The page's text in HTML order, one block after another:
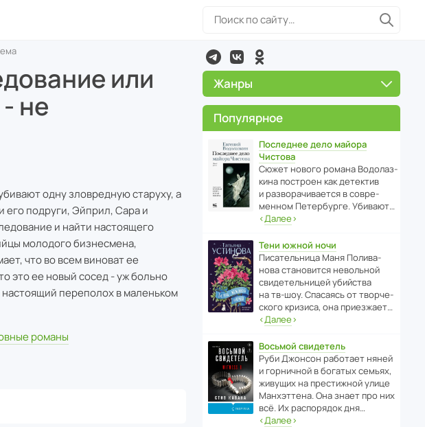
или
не
одну зловредную старуху, а
его подруги, Эйприл, Сара и
и найти настоящего
молодого бизнесмена,
что во всем виноват ее
это ее новый сосед - уж больно
переполох в маленьком
романы
Жанры
Популярное
Последнее дело майора
Чистова
Сюжет нового романа Водо­ла­з­
кина пост­роен как дете­ктив
и разво­ра­чи­ва­ется в совре­
менном Пете­р­бурге. Убивают…
‹Далее›
Тени южной ночи
Писа­тель­ница Маня Поли­ва­
нова стано­вится невольной
свиде­тель­ницей убийства
на тв-шоу. Спасаясь от твор­че­
с­кого кризиса, она приезжает…
‹Далее›
Восьмой свидетель
Руби Джонсон рабо­тает няней
и горни­чной в богатых семьях,
живущих на прес­ти­жной улице
Манх­эт­тена. Она знает про них
всё. Их распо­рядок дня…
‹Далее›